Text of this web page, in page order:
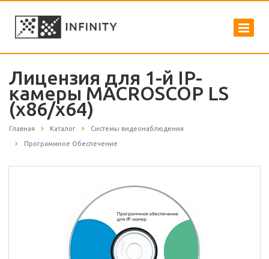
Лицензия для 1-й IP-
камеры MACROSCOP LS
(х86/x64)
Главная Каталог Системы видеонаблюдения
Программное Обеспечение